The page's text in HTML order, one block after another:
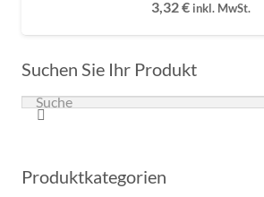
3,32€ inkl. MwSt.
Suchen Sie Ihr Produkt
Produktkategorien